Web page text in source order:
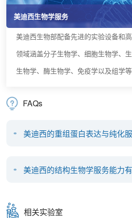
美迪西生物学服务
美迪西生物部配备先进的实验设备和
领域涵盖分子生物学、细胞生物学、
生物学、酶生物学、免疫学以及组学等
FAQs
美迪西的重组蛋白表达与纯化
美迪西的结构生物学服务能力有
相关实验室